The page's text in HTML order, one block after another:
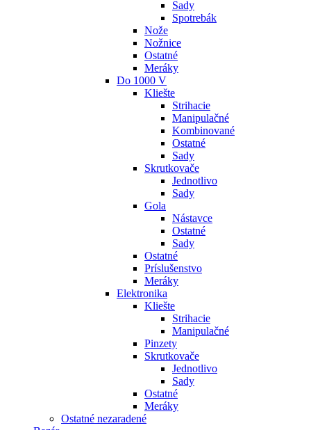
Sady
Spotrebák
Nože
Nožnice
Ostatné
Meráky
Do 1000 V
Kliešte
Strihacie
Manipulačné
Kombinované
Ostatné
Sady
Skrutkovače
Jednotlivo
Sady
Gola
Nástavce
Ostatné
Sady
Ostatné
Príslušenstvo
Meráky
Elektronika
Kliešte
Strihacie
Manipulačné
Pinzety
Skrutkovače
Jednotlivo
Sady
Ostatné
Meráky
Ostatné nezaradené